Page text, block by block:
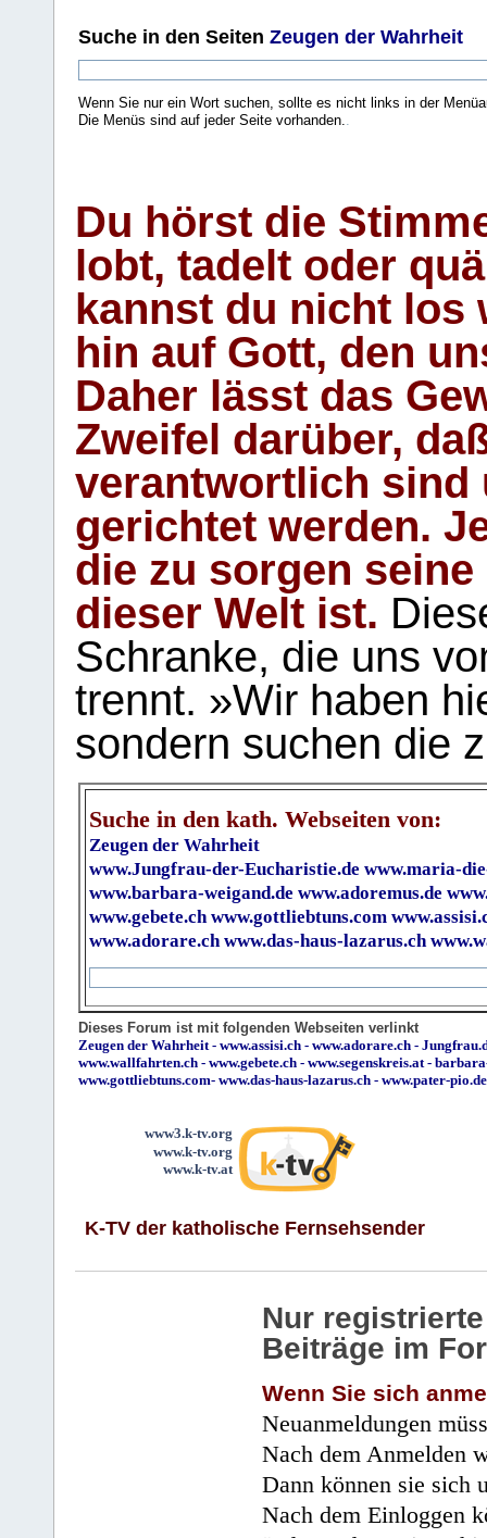
Suche in den Seiten Zeugen der Wahrheit
Wenn Sie nur ein Wort suchen, sollte es nicht links in der
Die Menüs sind auf jeder Seite vorhanden.
Du hörst die
lobt, tadelt oder
kannst du nicht los
hin auf Gott, den
Daher lässt das
Zweifel darüber,
verantwortlich sind
gerichtet werden.
die zu sorgen
dieser Welt ist.
Schranke, die uns
trennt. »Wir haben
sondern suchen die
Suche in den kath. Webseiten von:
Zeugen der Wahrheit
www.Jungfrau-der-Eucharistie.de www.maria-
www.barbara-weigand.de www.adoremus.de
www.gebete.ch www.gottliebtuns.com
www.adorare.ch www.das-haus-lazarus.ch
Dieses Forum ist mit folgenden Webseiten verlinkt
Zeugen der Wahrheit - www.assisi.ch - www.adorare.ch -
www.wallfahrten.ch - www.gebete.ch - www.segenskreis.at -
www.gottliebtuns.com- www.das-haus-lazarus.ch - www.pater-pio.de
www3.k-tv.org
www.k-tv.org
www.k-tv.at
K-TV der katholische Fernsehsender
Nur
Beiträge im
Wenn Sie sich
Neuanmeldungen
Nach dem Anmelden
Dann können sie sich
Nach dem Einloggen